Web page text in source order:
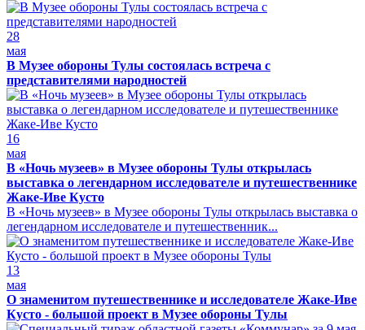
28
мая
В Музее обороны Тулы состоялась встреча с
представителями народностей
16
мая
В «Ночь музеев» в Музее обороны Тулы открылась
выставка о легендарном исследователе и путешественнике
Жаке-Иве Кусто
В «Ночь музеев» в Музее обороны Тулы открылась выставка о
легендарном исследователе и путешественник...
13
мая
О знаменитом путешественнике и исследователе Жаке-Иве
Кусто - большой проект в Музее обороны Тулы